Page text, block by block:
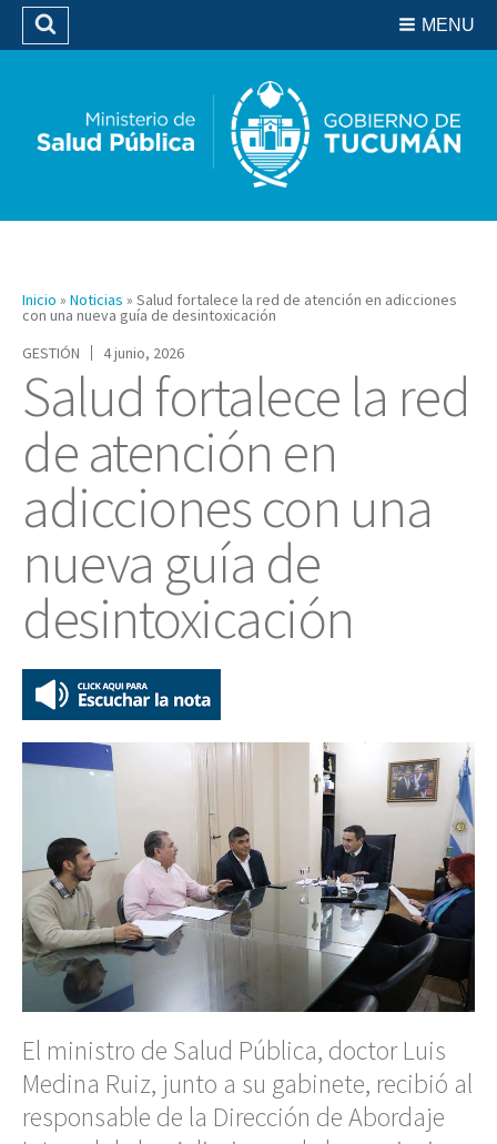
Biblioteca
MENU
Buscar
Inicio » Noticias » Salud fortalece la red de atención en adicciones
con una nueva guía de desintoxicación
GESTIÓN
4 junio, 2026
Salud fortalece la red
de atención en
adicciones con una
nueva guía de
desintoxicación
El ministro de Salud Pública, doctor Luis
Medina Ruiz, junto a su gabinete, recibió al
responsable de la Dirección de Abordaje